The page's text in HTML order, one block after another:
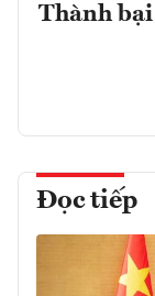
Thành
Đọc tiếp